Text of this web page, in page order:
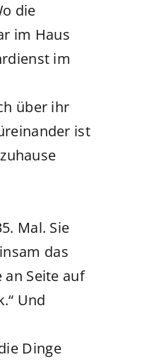
die
im Haus
im
über ihr
ist
Mal. Sie
das
an Seite auf
Und
Dinge